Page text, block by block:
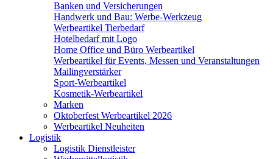
Banken und Versicherungen
Handwerk und Bau: Werbe-Werkzeug
Werbeartikel Tierbedarf
Hotelbedarf mit Logo
Home Office und Büro Werbeartikel
Werbeartikel für Events, Messen und Veranstaltungen
Mailingverstärker
Sport-Werbeartikel
Kosmetik-Werbeartikel
Marken
Oktoberfest Werbeartikel 2026
Werbeartikel Neuheiten
Logistik
Logistik Dienstleister